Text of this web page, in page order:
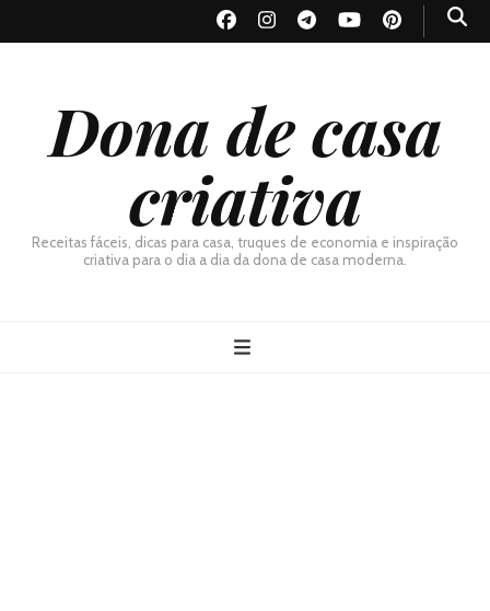
Dona de casa
criativa
Receitas fáceis, dicas para casa, truques de economia e inspiração
criativa para o dia a dia da dona de casa moderna.